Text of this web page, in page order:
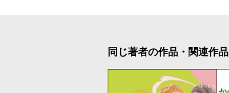
同じ著者の作品・関連作品